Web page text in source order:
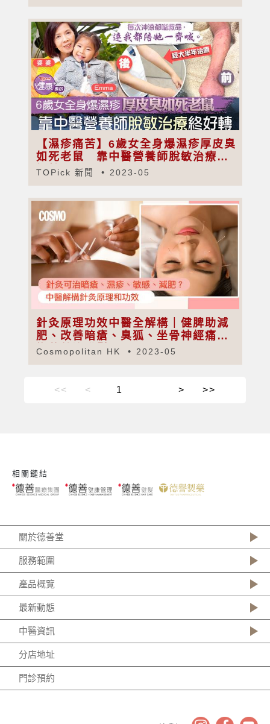
【濕疹痛苦】6歲女全身爆濕疹厚皮臭
如死老鼠 靠中醫營養師脫敏治療終
好轉
TOPick 新聞 2023-05
針灸原理功效中醫全解構｜健脾助減
肥、改善暗瘡、臭狐、坐骨神經痛｜
梅花針治脫髮
Cosmopolitan HK 2023-05
<< < > >>
相關鏈結
關於德善堂
服務範圍
產品概覽
最新動態
中醫資訊
分店地址
門診預約